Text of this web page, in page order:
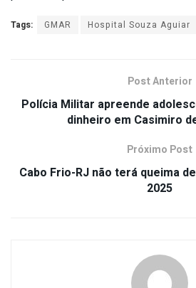
Tags: GMAR Hospital Souza Aguiar
Post Anterior
Polícia Militar apreende
dinheiro em Casimiro
Próximo Post
Cabo Frio-RJ não terá queima
2025